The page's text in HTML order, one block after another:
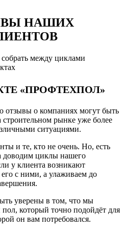
НАШИХ
между циклами
«ПРОФТЕХПОЛ»
отзывы о компаниях могут быть
рынке уже более
ситуациями.
и те, кто не очень. Но, есть
доводим циклы нашего
у клиента возникают
с ними, а улаживаем до
уверены в том, что мы
который точно подойдёт для
он вам потребовался.